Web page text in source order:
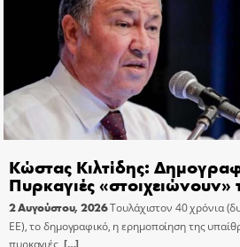
Κώστας Κιλτίδης:
Πυρκαγιές
2 Αυγούστου, 2026Τουλάχιστον 40 χρόνια
ΕΕ), το δημογραφικό, η ερημοποίηση της
πυρκαγιές, […]